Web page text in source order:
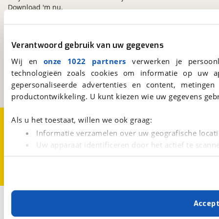
Verantwoord gebruik van uw gegevens
Wij en onze 1022 partners verwerken je
technologieën zoals cookies om informatie op
gepersonaliseerde advertenties en content,
productontwikkeling. U kunt kiezen wie uw gegevens
Als u het toestaat, willen we ook graag:
Informatie verzamelen over uw geografische
Uw apparaat identificeren door het actief te
Lees meer over hoe uw persoonlijke gegevens worden
Met cookies en vergelijkbare technieken zorgen we
cookies zorgen ervoor dat de website goed werkt.
viaBOVAG.nl
Kosterijland15
3981 AJ
Bunnik
Een initiatief van
BOVAG
Download 'm nu.
Over viaBOVAG.nlDisclaimer- en Privacyverklaring
Cookievoorkeuren